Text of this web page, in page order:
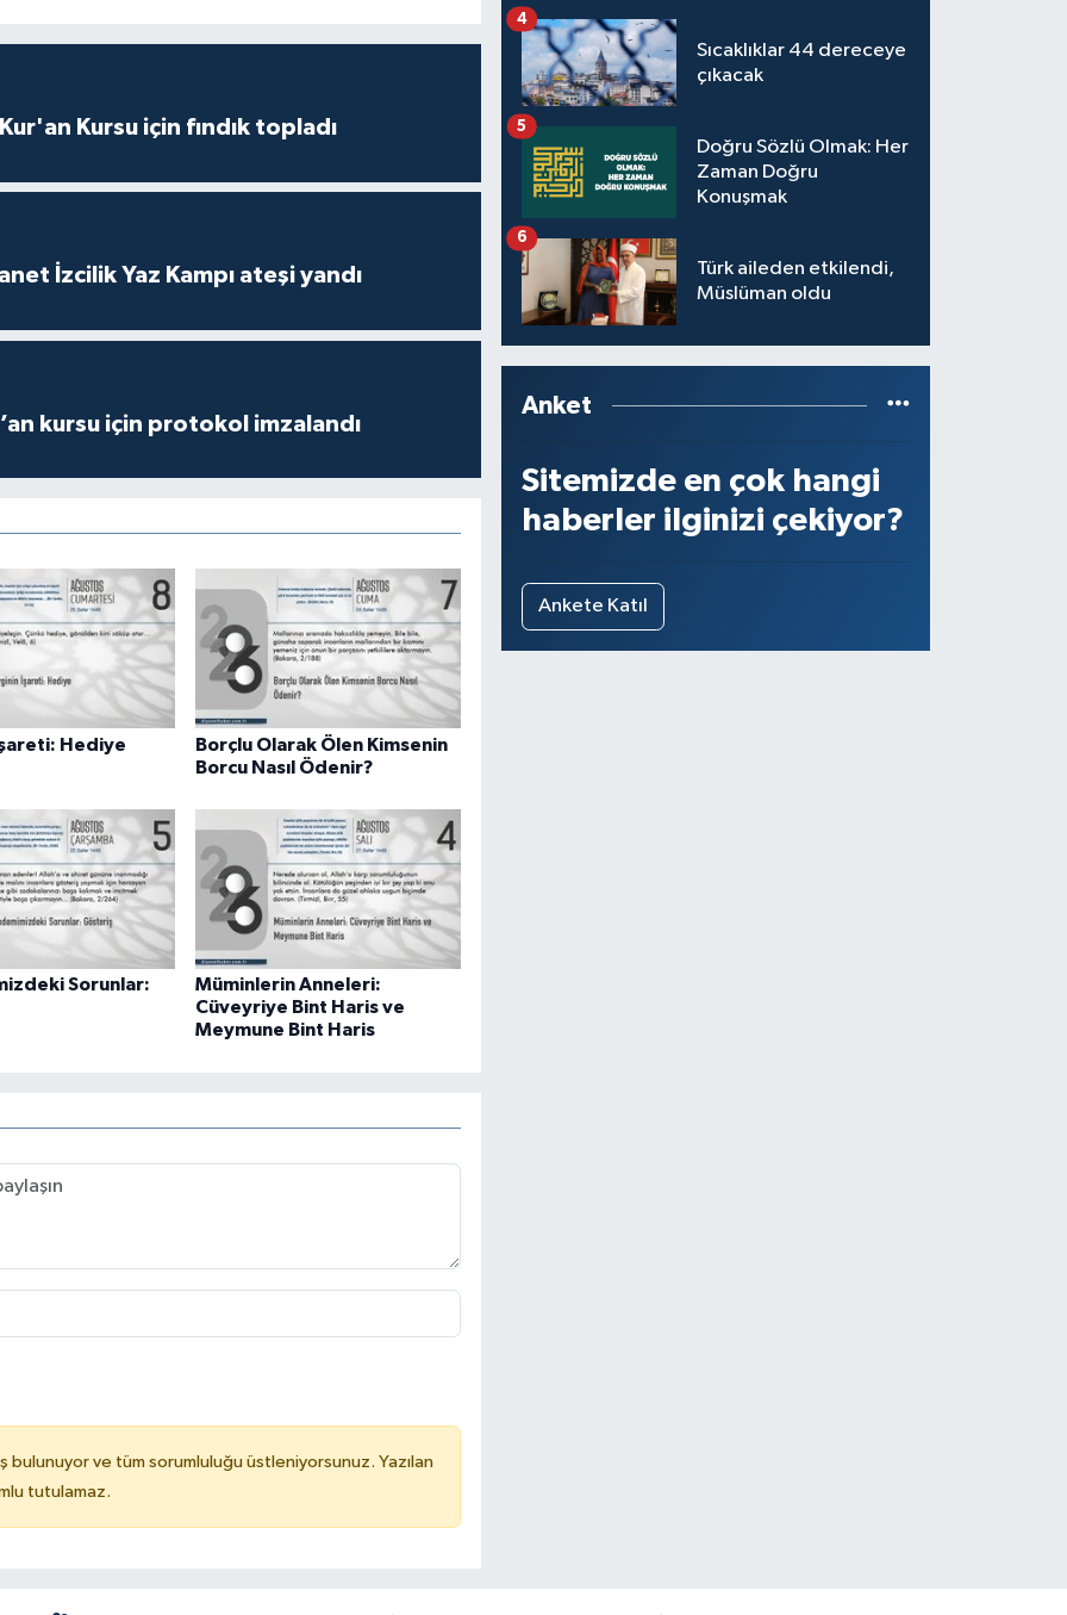
Kursu için fındık topladı
İzcilik Yaz Kampı ateşi yandı
kursu için protokol imzalandı
Hediye
Borçlu Olarak Ölen Kimsenin
Borcu Nasıl Ödenir?
Sorunlar:
Müminlerin Anneleri:
Cüveyriye Bint Haris ve
Meymune Bint Haris
bulunuyor ve tüm sorumluluğu üstleniyorsunuz. Yazılan
tutulamaz.
Sıcaklıklar 44 dereceye
çıkacak
4
Doğru Sözlü Olmak: Her
Zaman Doğru
Konuşmak
5
Türk aileden etkilendi,
Müslüman oldu
6
Anket
Sitemizde en çok hangi
haberler ilginizi çekiyor?
Ankete Katıl